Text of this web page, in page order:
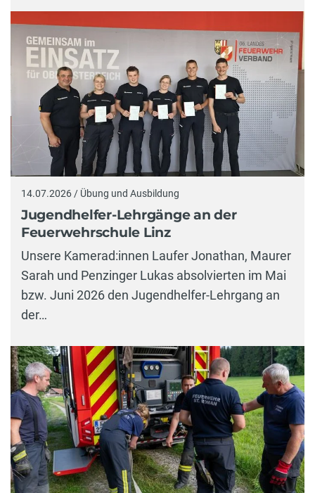
14.07.2026 / Übung und Ausbildung
Jugendhelfer-Lehrgänge an der
Feuerwehrschule Linz
Unsere Kamerad:innen Laufer Jonathan, Maurer
Sarah und Penzinger Lukas absolvierten im Mai
bzw. Juni 2026 den Jugendhelfer-Lehrgang an
der…